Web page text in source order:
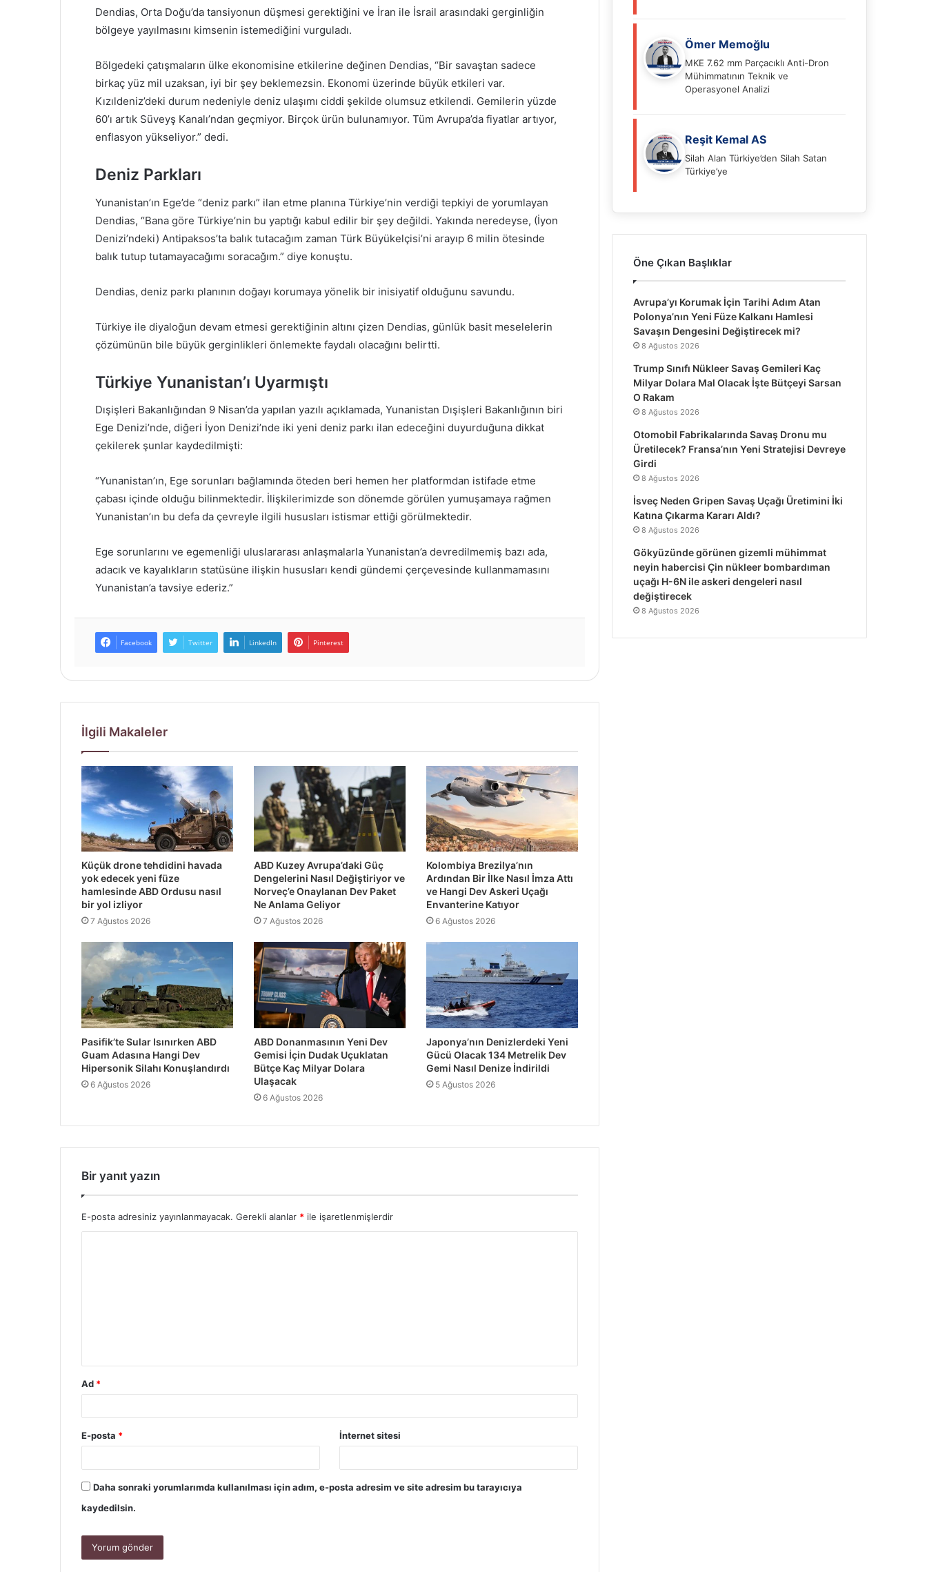
Dendias, Orta Doğu’da tansiyonun düşmesi gerektiğini ve İran ile İsrail arasındaki gerginliğin
bölgeye yayılmasını kimsenin istemediğini vurguladı.
Bölgedeki çatışmaların ülke ekonomisine etkilerine değinen Dendias, “Bir savaştan sadece
birkaç yüz mil uzaksan, iyi bir şey beklemezsin. Ekonomi üzerinde büyük etkileri var.
Kızıldeniz’deki durum nedeniyle deniz ulaşımı ciddi şekilde olumsuz etkilendi. Gemilerin yüzde
60’ı artık Süveyş Kanalı’ndan geçmiyor. Birçok ürün bulunamıyor. Tüm Avrupa’da fiyatlar artıyor,
enflasyon yükseliyor.” dedi.
Deniz Parkları
Yunanistan’ın Ege’de “deniz parkı” ilan etme planına Türkiye’nin verdiği tepkiyi de yorumlayan
Dendias, “Bana göre Türkiye’nin bu yaptığı kabul edilir bir şey değildi. Yakında neredeyse, (İyon
Denizi’ndeki) Antipaksos’ta balık tutacağım zaman Türk Büyükelçisi’ni arayıp 6 milin ötesinde
balık tutup tutamayacağımı soracağım.” diye konuştu.
Dendias, deniz parkı planının doğayı korumaya yönelik bir inisiyatif olduğunu savundu.
Türkiye ile diyaloğun devam etmesi gerektiğinin altını çizen Dendias, günlük basit meselelerin
çözümünün bile büyük gerginlikleri önlemekte faydalı olacağını belirtti.
Türkiye Yunanistan’ı Uyarmıştı
Dışişleri Bakanlığından 9 Nisan’da yapılan yazılı açıklamada, Yunanistan Dışişleri Bakanlığının biri
Ege Denizi’nde, diğeri İyon Denizi’nde iki yeni deniz parkı ilan edeceğini duyurduğuna dikkat
çekilerek şunlar kaydedilmişti:
“Yunanistan’ın, Ege sorunları bağlamında öteden beri hemen her platformdan istifade etme
çabası içinde olduğu bilinmektedir. İlişkilerimizde son dönemde görülen yumuşamaya rağmen
Yunanistan’ın bu defa da çevreyle ilgili hususları istismar ettiği görülmektedir.
Ege sorunlarını ve egemenliği uluslararası anlaşmalarla Yunanistan’a devredilmemiş bazı ada,
adacık ve kayalıkların statüsüne ilişkin hususları kendi gündemi çerçevesinde kullanmamasını
Yunanistan’a tavsiye ederiz.”
Facebook Twitter LinkedIn Pinterest
İlgili Makaleler
Küçük drone tehdidini havada
yok edecek yeni füze
hamlesinde ABD Ordusu nasıl
bir yol izliyor
7 Ağustos 2026
ABD Kuzey Avrupa’daki Güç
Dengelerini Nasıl Değiştiriyor ve
Norveç’e Onaylanan Dev Paket
Ne Anlama Geliyor
7 Ağustos 2026
Kolombiya Brezilya’nın
Ardından Bir İlke Nasıl İmza Attı
ve Hangi Dev Askeri Uçağı
Envanterine Katıyor
6 Ağustos 2026
Pasifik’te Sular Isınırken ABD
Guam Adasına Hangi Dev
Hipersonik Silahı Konuşlandırdı
6 Ağustos 2026
ABD Donanmasının Yeni Dev
Gemisi İçin Dudak Uçuklatan
Bütçe Kaç Milyar Dolara
Ulaşacak
6 Ağustos 2026
Japonya’nın Denizlerdeki Yeni
Gücü Olacak 134 Metrelik Dev
Gemi Nasıl Denize İndirildi
5 Ağustos 2026
Bir yanıt yazın
E-posta adresiniz yayınlanmayacak. Gerekli alanlar * ile işaretlenmişlerdir
Ad *
E-posta * İnternet sitesi
Daha sonraki yorumlarımda kullanılması için adım, e-posta adresim ve site adresim bu tarayıcıya
kaydedilsin.
Ömer Memoğlu
MKE 7.62 mm Parçacıklı Anti-Dron
Mühimmatının Teknik ve
Operasyonel Analizi
Reşit Kemal AS
Silah Alan Türkiye’den Silah Satan
Türkiye’ye
Öne Çıkan Başlıklar
Avrupa’yı Korumak İçin Tarihi Adım Atan
Polonya’nın Yeni Füze Kalkanı Hamlesi
Savaşın Dengesini Değiştirecek mi?
8 Ağustos 2026
Trump Sınıfı Nükleer Savaş Gemileri Kaç
Milyar Dolara Mal Olacak İşte Bütçeyi Sarsan
O Rakam
8 Ağustos 2026
Otomobil Fabrikalarında Savaş Dronu mu
Üretilecek? Fransa’nın Yeni Stratejisi Devreye
Girdi
8 Ağustos 2026
İsveç Neden Gripen Savaş Uçağı Üretimini İki
Katına Çıkarma Kararı Aldı?
8 Ağustos 2026
Gökyüzünde görünen gizemli mühimmat
neyin habercisi Çin nükleer bombardıman
uçağı H-6N ile askeri dengeleri nasıl
değiştirecek
8 Ağustos 2026